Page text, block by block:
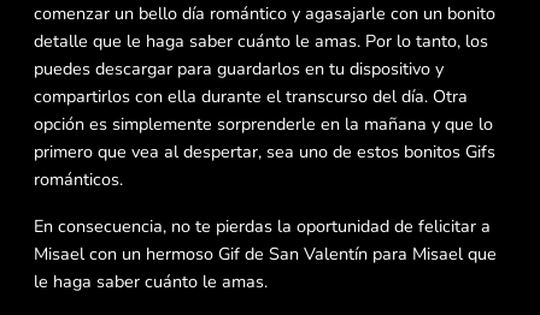
comenzar un bello día romántico y agasajarle con un bonito
detalle que le haga saber cuánto le amas. Por lo tanto, los
puedes descargar para guardarlos en tu dispositivo y
compartirlos con ella durante el transcurso del día. Otra
opción es simplemente sorprenderle en la mañana y que lo
primero que vea al despertar, sea uno de estos bonitos Gifs
románticos.
En consecuencia, no te pierdas la oportunidad de felicitar a
Misael con un hermoso Gif de San Valentín para Misael que
le haga saber cuánto le amas.